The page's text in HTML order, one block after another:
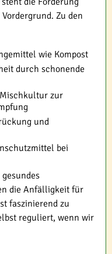
Zu den
wie Kompost
durch schonende
zur
und
bei
die Anfälligkeit für
faszinierend zu
reguliert, wenn wir